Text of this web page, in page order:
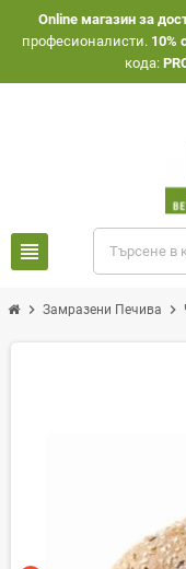
Оnline магазин за
професионалисти. 10%
кода:
view_headline
chevron_right Замразени Печива chevron_right